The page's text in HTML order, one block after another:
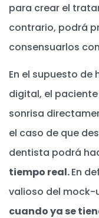
para crear el
contrario, podrá
consensuarlos
En el supuesto
digital, el
sonrisa
el caso de que
dentista podrá
tiempo real.En
valioso del mock-
cuando ya se